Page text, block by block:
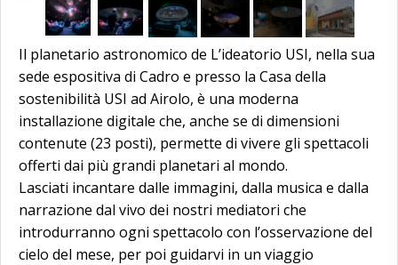
Il planetario astronomico de L’ideatorio USI, nella sua
sede espositiva di Cadro e presso la Casa della
sostenibilità USI ad Airolo, è una moderna
installazione digitale che, anche se di dimensioni
contenute (23 posti), permette di vivere gli spettacoli
offerti dai più grandi planetari al mondo.
Lasciati incantare dalle immagini, dalla musica e dalla
narrazione dal vivo dei nostri mediatori che
introdurranno ogni spettacolo con l’osservazione del
cielo del mese, per poi guidarvi in un viaggio